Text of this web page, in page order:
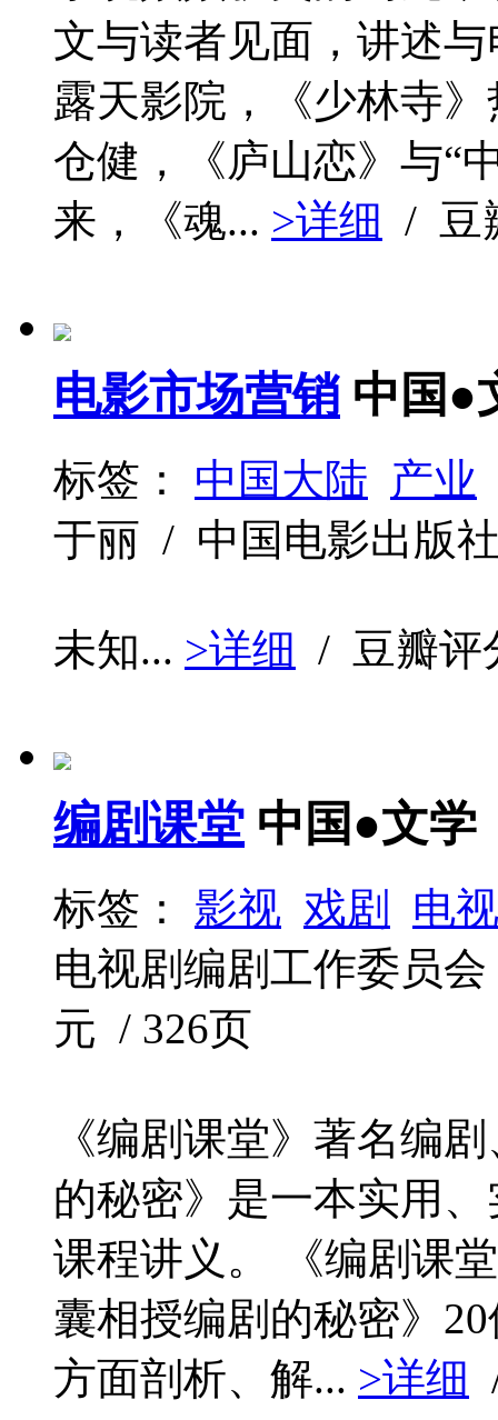
文与读者见面，讲述
露天影院，《少林寺
仓健，《庐山恋》与“
来，《魂... >详细 / 豆
电影市场营销 中国●
标签： 中国大陆 产业
于丽 / 中国电影出版
未知... >详细 / 豆瓣
编剧课堂 中国●文学
标签： 影视 戏剧
电
电视剧编剧工作委员
元 / 326页
《编剧课堂》著名编
的秘密》是一本实用
课程讲义。 《编剧课
囊相授编剧的秘密》
方面剖析、解... >详细